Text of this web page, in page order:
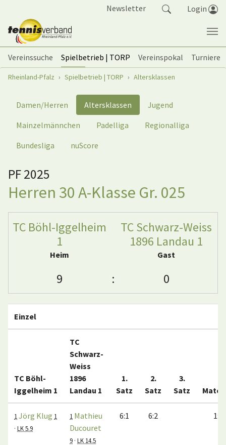
Newsletter Login
Vereinssuche Spielbetrieb | TORP Vereinspokal
Turniere
Sie sind hier:
Rheinland-Pfalz Spielbetrieb | TORP Altersklassen
Damen/Herren Altersklassen
Jugend
Mainzelmännchen
Padelliga
Regionalliga
Bundesliga
nuScore
PF 2025
Herren 30 A-Klasse Gr. 025
TC Böhl-Iggelheim
1
Heim
TC Schwarz-Weiss
1896 Landau 1
Gast
9 : 0
Einzel
TC Böhl-
Iggelheim 1
TC
Schwarz-
Weiss
1896
Landau 1
1.
Satz
2.
Satz
3.
Satz
1 Jörg Klug 1
· LK 5.9
1 Mathieu
Ducouret
9 · LK 14.5
6:1 6:2 1:0